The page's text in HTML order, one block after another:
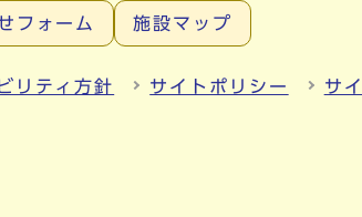
フォーム 施設マップ
リティ方針 サイトポリシー サ